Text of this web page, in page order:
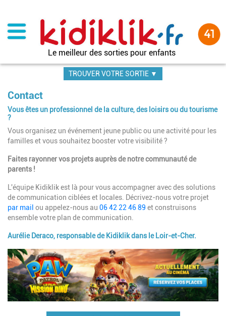
contenu
principal
Le meilleur des sorties pour enfants
TROUVER VOTRE SORTIE ▼
Contact
Vous êtes un professionnel de la culture, des loisirs ou du tourisme
?
Vous organisez un événement jeune public ou une activité pour les
familles et vous souhaitez booster votre visibilité ?
Faites rayonner vos projets auprès de notre communauté de
parents !
L'équipe Kidiklik est là pour vous accompagner avec des solutions
de communication ciblées et locales. Décrivez-nous votre projet
par mail ou appelez-nous au 06 42 22 46 89 et construisons
ensemble votre plan de communication.
Aurélie Deraco, responsable de Kidiklik dans le Loir-et-Cher.